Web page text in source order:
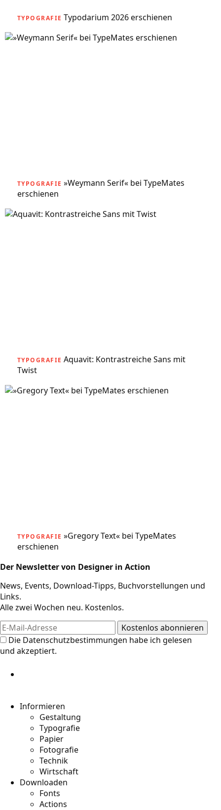
TYPOGRAFIE Typodarium 2026 erschienen
TYPOGRAFIE »Weymann Serif« bei TypeMates
erschienen
TYPOGRAFIE Aquavit: Kontrastreiche Sans mit
Twist
TYPOGRAFIE »Gregory Text« bei TypeMates
erschienen
Der Newsletter von Designer in Action
News, Events, Download-Tipps, Buchvorstellungen und
Links.
Alle zwei Wochen neu. Kostenlos.
Die Datenschutzbestimmungen habe ich gelesen
und akzeptiert.
Informieren
Gestaltung
Typografie
Papier
Fotografie
Technik
Wirtschaft
Downloaden
Fonts
Actions